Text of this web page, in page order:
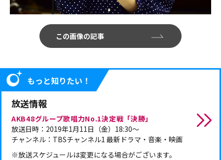
この画像の記事
もっと知りたい！
放送情報
AKB48グループ歌唱力No.1決定戦「決勝」
放送日時：2019年1月11日（金）18:30～
チャンネル：TBSチャンネル1 最新ドラマ・音楽・映画
※放送スケジュールは変更になる場合がございます。